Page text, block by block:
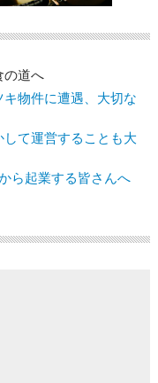
の道へ
物件に遭遇、大切な
て運営することも大
ら起業する皆さんへ